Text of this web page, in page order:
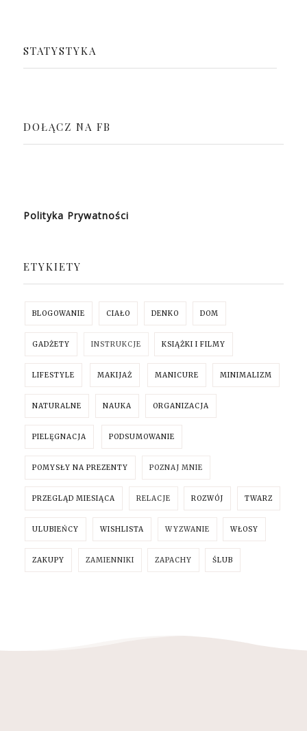
STATYSTYKA
DOŁĄCZ NA FB
Polityka Prywatności
ETYKIETY
BLOGOWANIE CIAŁO DENKO DOM
GADŻETY INSTRUKCJE KSIĄŻKI I FILMY
LIFESTYLE MAKIJAŻ MANICURE MINIMALIZM
NATURALNE NAUKA ORGANIZACJA
PIELĘGNACJA PODSUMOWANIE
POMYSŁY NA PREZENTY POZNAJ MNIE
PRZEGLĄD MIESIĄCA RELACJE ROZWÓJ TWARZ
ULUBIEŃCY WISHLISTA WYZWANIE WŁOSY
ZAKUPY ZAMIENNIKI ZAPACHY ŚLUB